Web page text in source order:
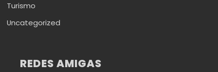
Turismo
Uncategorized
REDES AMIGAS